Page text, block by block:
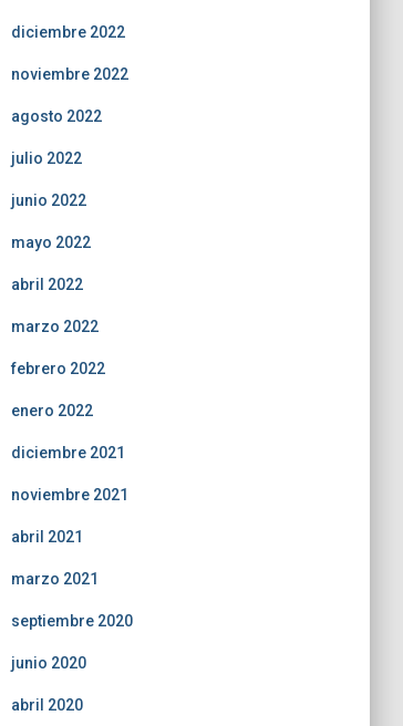
diciembre 2022
noviembre 2022
agosto 2022
julio 2022
junio 2022
mayo 2022
abril 2022
marzo 2022
febrero 2022
enero 2022
diciembre 2021
noviembre 2021
abril 2021
marzo 2021
septiembre 2020
junio 2020
abril 2020